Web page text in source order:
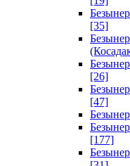
[35]
[26]
[47]
[177]